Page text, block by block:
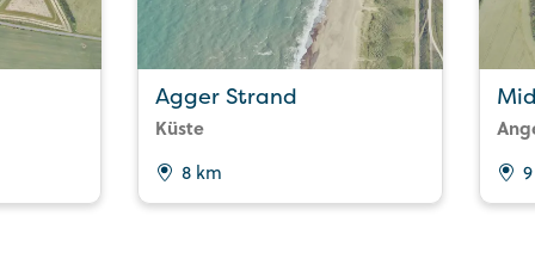
Agger Strand
Küste
8 km